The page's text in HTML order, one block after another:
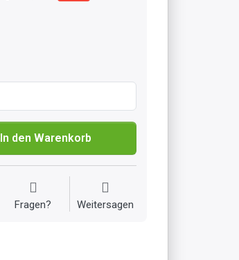
In den Warenkorb
Fragen? Weitersagen